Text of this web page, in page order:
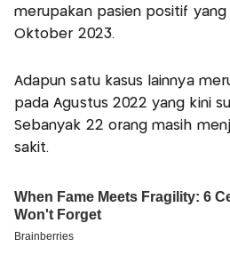
merupakan pasien positif
Oktober 2023.
Adapun satu kasus lainnya
pada Agustus 2022 yang kini
Sebanyak 22 orang masih
sakit.